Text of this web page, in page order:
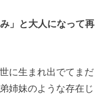
」と大人になって再
に生まれ出でてまだ
姉妹のような存在じ